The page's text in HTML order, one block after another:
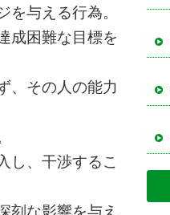
を与える行為。
成困難な目標を
、その人の能力
し、干渉するこ
刻な影響を与え